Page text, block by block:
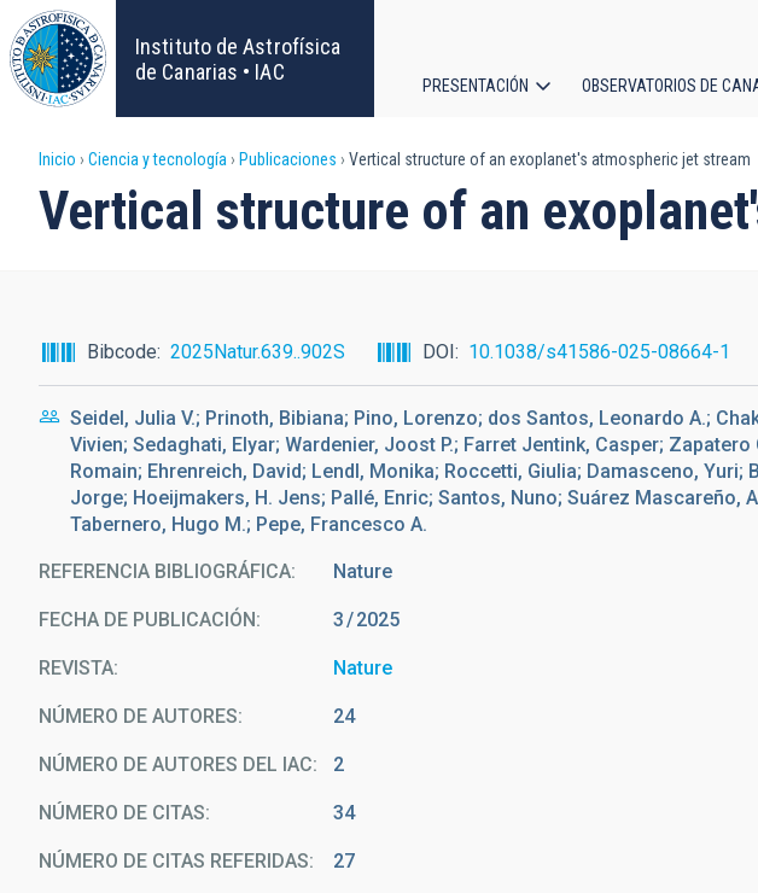
Pasar
al
contenido
principal
Instituto de Astrofísica
de Canarias • IAC
principal
PRESENTACIÓN OBSERVATORIOS DE
Sobrescribir
enlaces
ayuda
a
navegación
Inicio Ciencia y tecnología Publicaciones Vertical structure of an exoplanet's atmospheric jet stream
Vertical structure of an
Bibcode 2025Natur.639..902S DOI 10.1038/s41586-025-08664-1
Seidel, Julia V.; Prinoth, Bibiana; Pino, Lorenzo; dos Santos, Leonardo A.;
Vivien; Sedaghati, Elyar; Wardenier, Joost P.; Farret Jentink, Casper;
Romain; Ehrenreich, David; Lendl, Monika; Roccetti, Giulia; Damasceno, Yuri;
Jorge; Hoeijmakers, H. Jens; Pallé, Enric; Santos, Nuno; Suárez Mascareño,
Tabernero, Hugo M.; Pepe, Francesco A.
REFERENCIA BIBLIOGRÁFICA Nature
FECHA DE PUBLICACIÓN: 3 2025
REVISTA Nature
NÚMERO DE AUTORES 24
NÚMERO DE AUTORES DEL IAC 2
NÚMERO DE CITAS 34
NÚMERO DE CITAS REFERIDAS 27